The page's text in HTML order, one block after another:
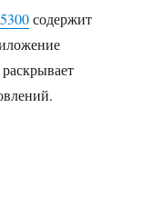
содержит